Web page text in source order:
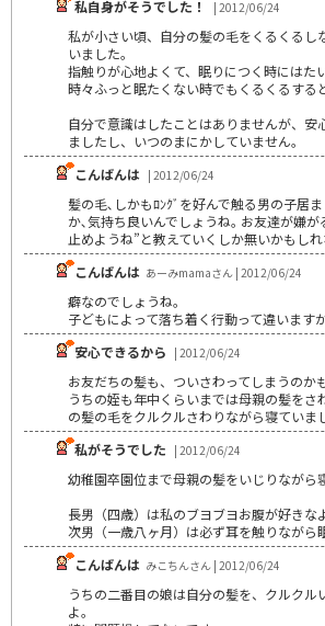
私自身がそうでした！
| 2012/06/24
私が小さい頃、自分の髪の毛をくるくるし
いました。
指触りが心地よくて、眠りにつく時にはた
時々ふっと眠たくない時でもくるくるする
自分で意識はしたことはありませんが、安
ましたし、いつのまにかしていません。
こんばんは | 2012/06/24
髪の毛､しかもﾛﾝｸﾞを好んで触る男の子居
か､気持ち良いんでしょうね｡ お友達が嫌が
止めようね”と教えていくしか無いかもし
こんばんは あーみmamaさん | 2012/06/24
癖なのでしょうね。
子どもによって落ち着く行動って違いますか
安心できるから | 2012/06/24
お友だちの髪も、ついさわってしまうのか
うちの姪も年中くらいまでは母親の髪をさ
の髪の毛をクルクルさわりながら寝ていま
私がそうでした | 2012/06/24
幼稚園卒園位まで母親の髪をいじりながら
長男（四歳）は私のブヨブヨお腹が好きな
次男（一歳八ヶ月）は必ず耳を触りながら
こんばんは みこちんさん | 2012/06/24
うちの二番目の娘は自分の髪を、クルクル
よ。